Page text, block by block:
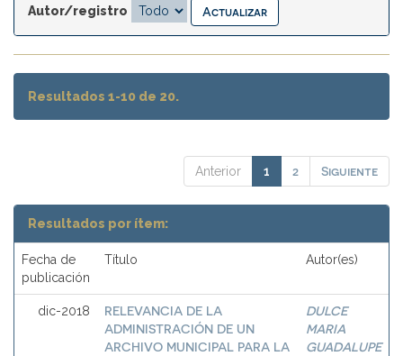
Autor/registro
Resultados 1-10 de 20.
Anterior 1 2 Siguiente
Resultados por ítem:
Fecha de
publicación
Título Autor(es)
dic-2018
RELEVANCIA DE LA
ADMINISTRACIÓN DE UN
ARCHIVO MUNICIPAL PARA LA
DULCE
MARIA
GUADALUPE